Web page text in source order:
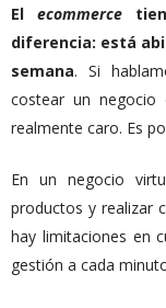
Elecommerce
diferencia: está
semana. Si
costear un
realmente caro. Es
En un negocio
productos y realizar
hay limitaciones en
gestión a cada